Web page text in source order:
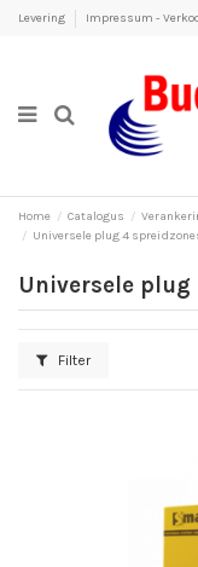
Levering Impressum -
Home Catalogus
Universele plug 4
Universele plug
Filter